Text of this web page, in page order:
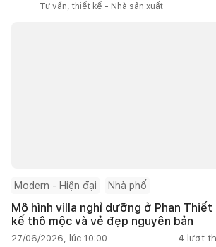
Tư vấn, thiết kế - Nhà sản xuất
Modern - Hiện đại Nhà phố
Mô hình villa nghỉ dưỡng ở Phan
kế thô mộc và vẻ đẹp nguyên bản
27/06/2026, lúc 10:00 4 lượt